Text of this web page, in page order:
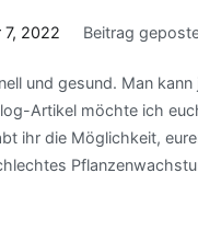
7, 2022 Beitrag
und gesund. Man
Artikel möchte ich
ihr die Möglichkeit,